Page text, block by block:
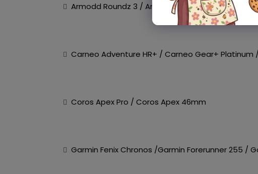
Armodd Roundz 3 / Armodd Silentwatch 4 Lite /
Carneo Adventure HR+ / Carneo Gear+ Platinum
Coros Apex Pro / Coros Apex 46mm
Garmin Fenix Chronos /Garmin Forerunner 255 /